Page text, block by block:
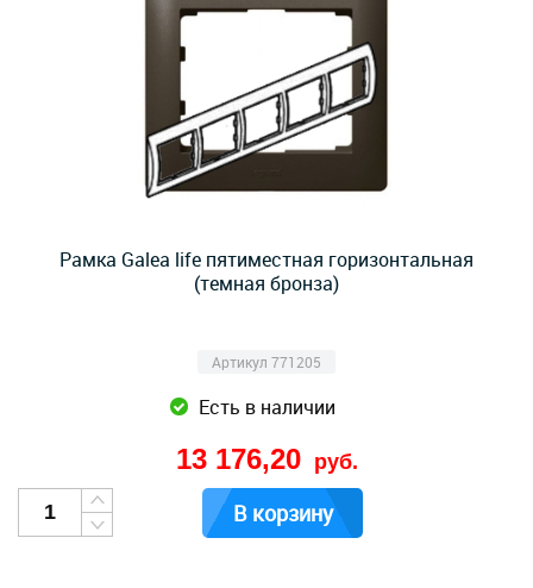
Рамка Galea life пятиместная горизонтальная
(темная бронза)
Артикул 771205
Есть в наличии
13 176,20 руб.
В корзину